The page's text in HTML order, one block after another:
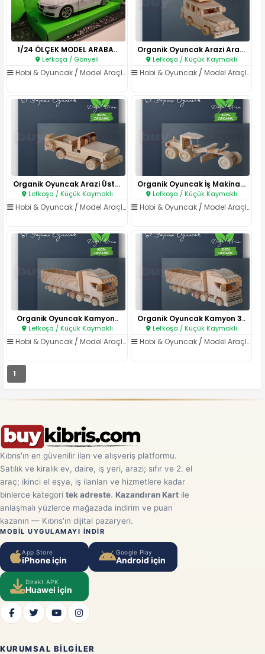
1/24 ÖLÇEK MODEL ARABA..
Lefkoşa / Gönyeli
Hobi & Oyuncak / Model Araçlar & Maketler
Organik Oyuncak Arazi Aracı..
Lefkoşa / Küçük Kaymaklı
Hobi & Oyuncak /Model Araçlar & Maketler
Organik Oyuncak Arazi Üstü Açı..
Lefkoşa / Küçük Kaymaklı
Hobi & Oyuncak / Model Araçlar & Maketler
Organik Oyuncak İş Makinası..
Lefkoşa / Küçük Kaymaklı
Hobi & Oyuncak /Model Araçlar & Maketler
Organik Oyuncak Kamyon..
Lefkoşa / Küçük Kaymaklı
Hobi & Oyuncak / Model Araçlar & Maketler
Organik Oyuncak Kamyon 3..
Lefkoşa / Küçük Kaymaklı
Hobi & Oyuncak /Model Araçlar & Maketler
1
Kıbrıs'ın en güvenilir ilan ve alışveriş platformu.
Satılık ve kiralık ev, daire, iş yeri, arazi; sıfır ve 2. el
araç; ikinci el eşya, iş ilanları ve hizmetlere kadar
binlerce kategori tek adreste. Kazandıran Kart ile
anlaşmalı yüzlerce mağazada indirim ve puan
kazanın — Kıbrıs'ın dijital pazaryeri.
MOBIL UYGULAMAYI INDIR
App Store
iPhone için
Google Play
Android için
Direkt APK
Huawei için
KURUMSAL BILGILER